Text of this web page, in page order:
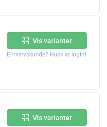
Vis varianter
Erhvervskunde? Husk at login!
Vis varianter